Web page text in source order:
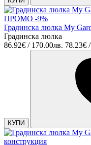
ПРОМО -9%
Градинска люлка My
Градинска люлка
86.92€ / 170.00лв. 78.23€
КУПИ